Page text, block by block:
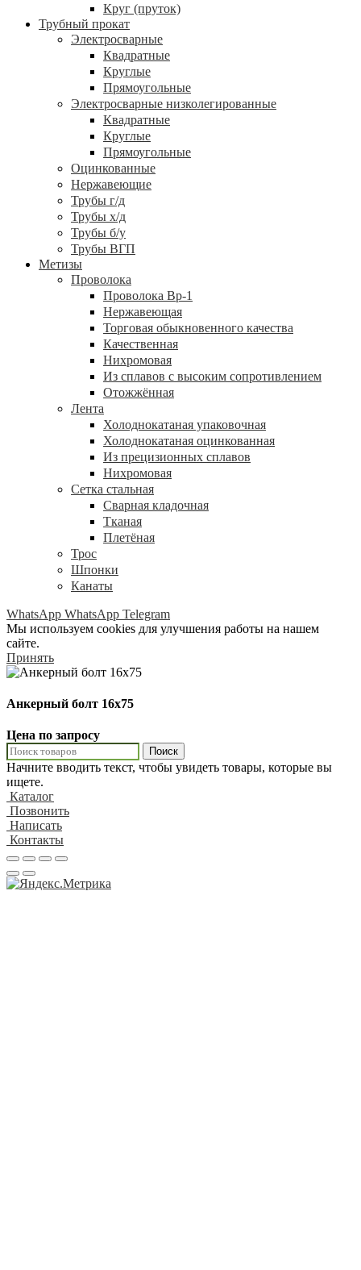
Круг (пруток)
Трубный прокат
Электросварные
Квадратные
Круглые
Прямоугольные
Электросварные низколегированные
Квадратные
Круглые
Прямоугольные
Оцинкованные
Нержавеющие
Трубы г/д
Трубы х/д
Трубы б/у
Трубы ВГП
Метизы
Проволока
Проволока Вр-1
Нержавеющая
Торговая обыкновенного качества
Качественная
Нихромовая
Из сплавов с высоким сопротивлением
Отожжённая
Лента
Холоднокатаная упаковочная
Холоднокатаная оцинкованная
Из прецизионных сплавов
Нихромовая
Сетка стальная
Сварная кладочная
Тканая
Плетёная
Трос
Шпонки
Канаты
WhatsApp WhatsApp Telegram
Мы используем cookies для улучшения работы на нашем
сайте.
Принять
Анкерный болт 16х75
Цена по запросу
Поиск
Начните вводить текст, чтобы увидеть товары, которые вы
ищете.
Каталог
Позвонить
Написать
Контакты